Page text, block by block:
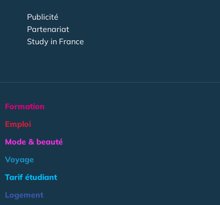
Publicité
Partenariat
Study in France
Formation
Emploi
Mode & beauté
Voyage
Tarif étudiant
Logement